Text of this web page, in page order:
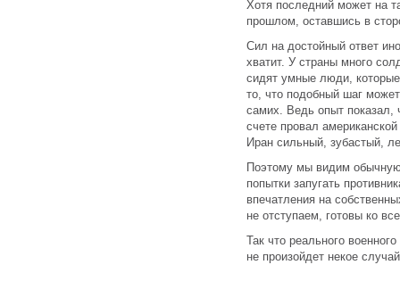
Хотя последний может на
прошлом, оставшись в
Сил на достойный ответ
хватит. У страны много
сидят умные люди,
то, что подобный шаг
самих. Ведь опыт показал,
счете провал
Иран сильный, зубастый,
Поэтому мы видим
попытки запугать
впечатления на
не отступаем, готовы ко
Так что реального
не произойдет некое